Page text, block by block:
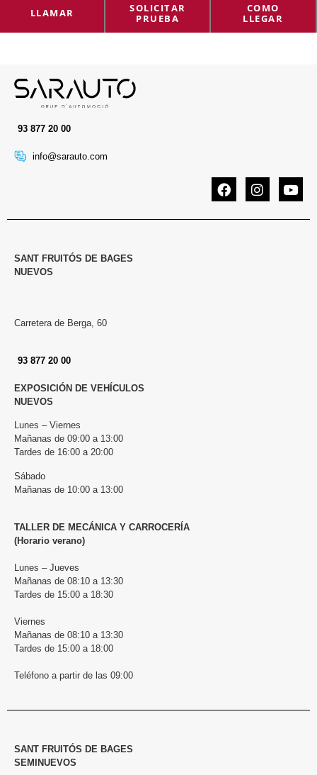
LLAMAR
SOLICITAR
PRUEBA
COMO
LLEGAR
93 877 20 00
info@sarauto.com
SANT FRUITÓS DE BAGES
NUEVOS
Carretera de Berga, 60
93 877 20 00
EXPOSICIÓN DE VEHÍCULOS
NUEVOS
Lunes – Viernes
Mañanas de 09:00 a 13:00
Tardes de 16:00 a 20:00
Sábado
Mañanas de 10:00 a 13:00
TALLER DE MECÁNICA Y CARROCERÍA
(Horario verano)
Lunes – Jueves
Mañanas de 08:10 a 13:30
Tardes de 15:00 a 18:30
Viernes
Mañanas de 08:10 a 13:30
Tardes de 15:00 a 18:00
Teléfono a partir de las 09:00
SANT FRUITÓS DE BAGES
SEMINUEVOS